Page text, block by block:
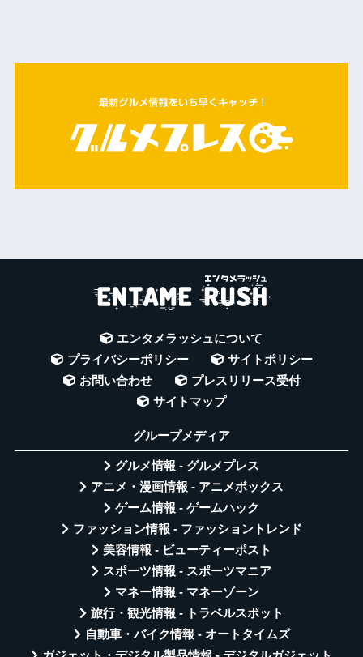
エンタメラッシュについて
プライバシーポリシー
サイトポリシー
お問い合わせ
プレスリリース受付
サイトマップ
グループメディア
グルメ情報 - グルメプレス
アニメ・漫画情報 - アニメボックス
ゲーム情報 - ゲームハック
ファッション情報 - ファッショントレンド
美容情報 - ビューティーポスト
スポーツ情報 - スポーツマニア
マネー情報 - マネーゾーン
旅行・観光情報 - トラベルスポット
自動車・バイク情報 - オートタイムズ